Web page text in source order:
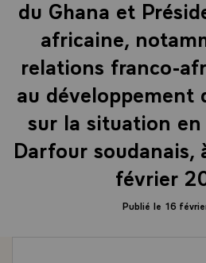
du Ghana et
africaine,
relations franco-
au
sur la situation
Darfour soudanais,
février
Publié le 16